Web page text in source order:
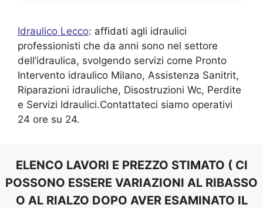
Idraulico Lecco: affidati agli idraulici
professionisti che da anni sono nel settore
dell’idraulica, svolgendo servizi come Pronto
Intervento idraulico Milano, Assistenza Sanitrit,
Riparazioni idrauliche, Disostruzioni Wc, Perdite
e Servizi Idraulici.Contattateci siamo operativi
24 ore su 24.
ELENCO LAVORI E PREZZO STIMATO ( CI
POSSONO ESSERE VARIAZIONI AL RIBASSO
O AL RIALZO DOPO AVER ESAMINATO IL